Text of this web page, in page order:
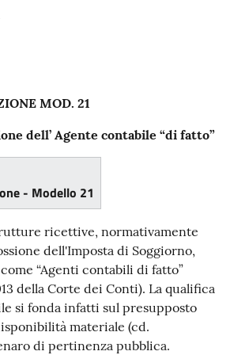
MOD. 21
dell’ Agente contabile “di fatto”
- Modello 21
ricettive, normativamente
dell'Imposta di Soggiorno,
“Agenti contabili di fatto”
della Corte dei Conti). La qualifica
si fonda infatti sul presupposto
materiale (cd.
di pertinenza pubblica.